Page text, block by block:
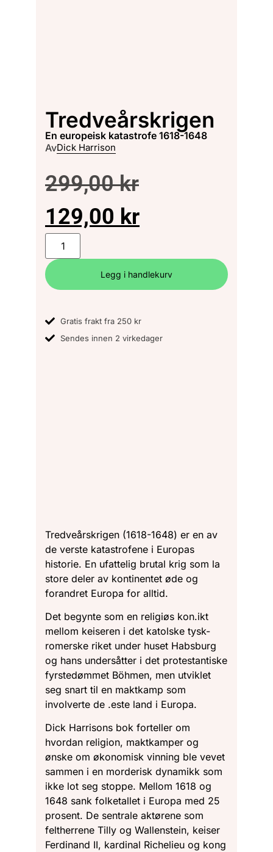
Tredveårskrigen
en europeisk katastrofe 1618-1648
AvDick Harrison
299,00kr
129,00 kr
Legg i handlekurv
Gratis frakt fra 250 kr
Sendes innen 2 virkedager
Tredveårskrigen (1618-1648) er en av
de verste katastrofene i Europas
historie. En ufattelig brutal krig som la
store deler av kontinentet øde og
forandret Europa for alltid.
Det begynte som en religiøs kon.ikt
mellom keiseren i det katolske tysk-
romerske riket under huset Habsburg
og hans undersåtter i det protestantiske
fyrstedømmet Böhmen, men utviklet
seg snart til en maktkamp som
involverte de .este land i Europa.
Dick Harrisons bok forteller om
hvordan religion, maktkamper og
ønske om økonomisk vinning ble vevet
sammen i en morderisk dynamikk som
ikke lot seg stoppe. Mellom 1618 og
1648 sank folketallet i Europa med 25
prosent. De sentrale aktørene som
feltherrene Tilly og Wallenstein, keiser
Ferdinand II, kardinal Richelieu og kong